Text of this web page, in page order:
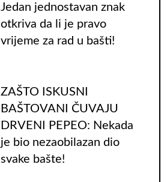
Jedan jednostavan znak
otkriva da li je pravo
vrijeme za rad u bašti!
ZAŠTO ISKUSNI
BAŠTOVANI ČUVAJU
DRVENI PEPEO: Nekada
je bio nezaobilazan dio
svake bašte!